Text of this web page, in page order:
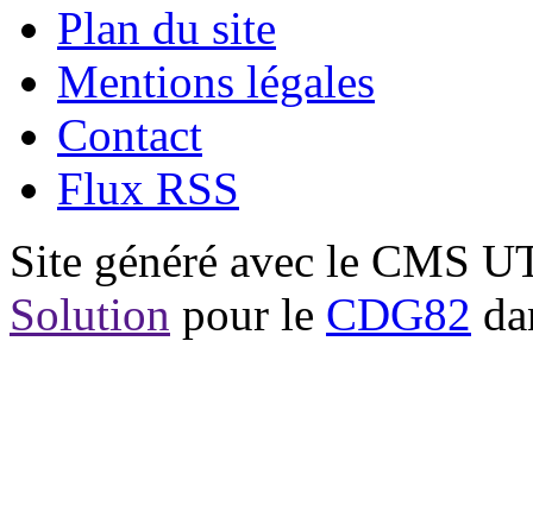
Plan du site
Mentions légales
Contact
Flux RSS
Site généré avec le CMS
Solution pour le CDG82